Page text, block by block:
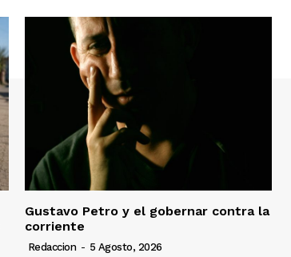
Gustavo Petro y el gobernar contra la
corriente
Redaccion - 5 Agosto, 2026